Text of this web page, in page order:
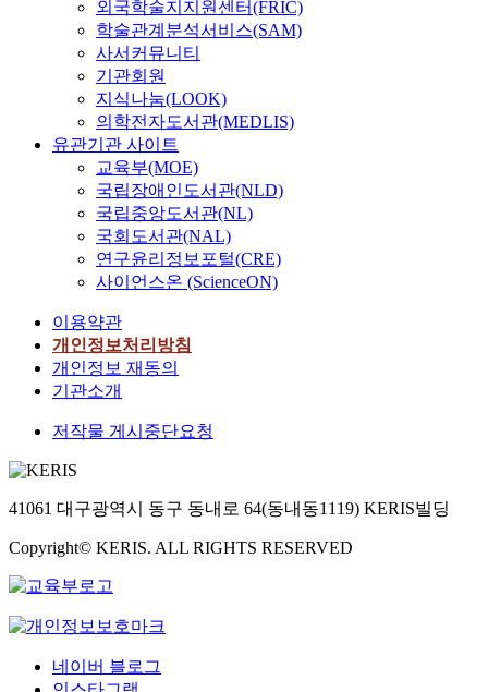
외국학술지지원센터(FRIC)
학술관계분석서비스(SAM)
사서커뮤니티
기관회원
지식나눔(LOOK)
의학전자도서관(MEDLIS)
유관기관 사이트
교육부(MOE)
국립장애인도서관(NLD)
국립중앙도서관(NL)
국회도서관(NAL)
연구윤리정보포털(CRE)
사이언스온 (ScienceON)
이용약관
개인정보처리방침
개인정보 재동의
기관소개
저작물 게시중단요청
41061 대구광역시 동구 동내로 64(동내동1119) KERIS빌딩
Copyright© KERIS. ALL RIGHTS RESERVED
네이버 블로그